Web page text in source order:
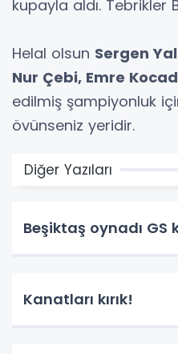
kupayla aldı. Tebrikler
Helal olsun Sergen
Nur Çebi, Emre
edilmiş şampiyonluk
övünseniz yeridir.
Diğer Yazıları
Beşiktaş oynadı GS
Kanatları kırık!